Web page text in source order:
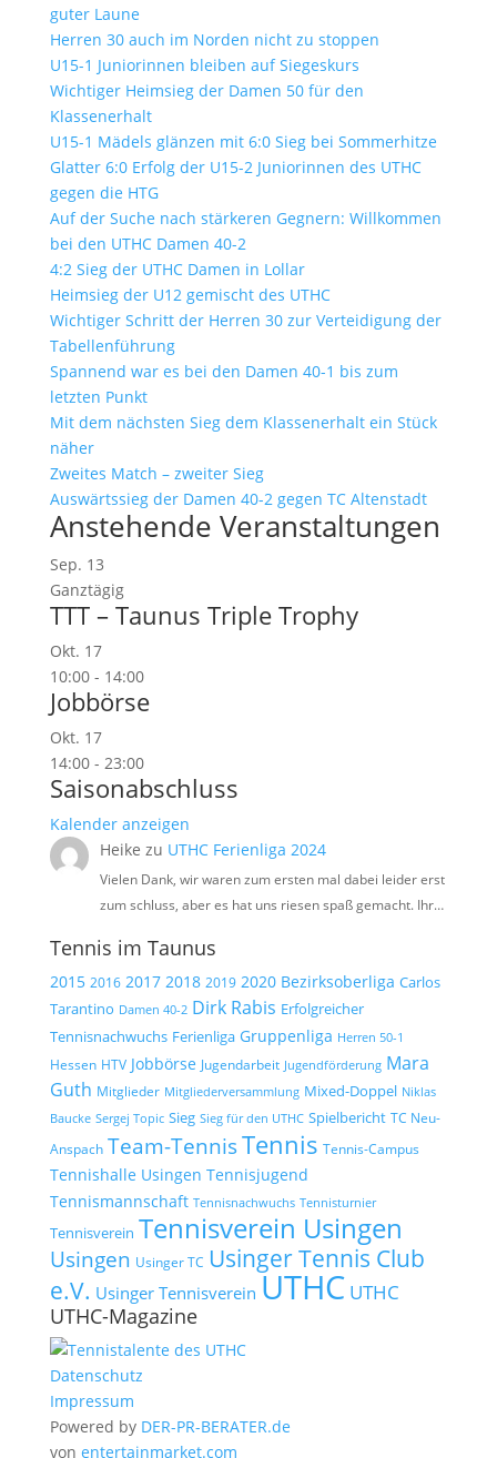
guter Laune
Herren 30 auch im Norden nicht zu stoppen
U15-1 Juniorinnen bleiben auf Siegeskurs
Wichtiger Heimsieg der Damen 50 für den
Klassenerhalt
U15-1 Mädels glänzen mit 6:0 Sieg bei Sommerhitze
Glatter 6:0 Erfolg der U15-2 Juniorinnen des UTHC
gegen die HTG
Auf der Suche nach stärkeren Gegnern: Willkommen
bei den UTHC Damen 40-2
4:2 Sieg der UTHC Damen in Lollar
Heimsieg der U12 gemischt des UTHC
Wichtiger Schritt der Herren 30 zur Verteidigung der
Tabellenführung
Spannend war es bei den Damen 40-1 bis zum
letzten Punkt
Mit dem nächsten Sieg dem Klassenerhalt ein Stück
näher
Zweites Match – zweiter Sieg
Auswärtssieg der Damen 40-2 gegen TC Altenstadt
Anstehende Veranstaltungen
Sep. 13
Ganztägig
TTT – Taunus Triple Trophy
Okt. 17
10:00- 14:00
Jobbörse
Okt. 17
14:00- 23:00
Saisonabschluss
Kalender anzeigen
Heike zu UTHC Ferienliga 2024
Vielen Dank, wir waren zum ersten mal dabei leider erst
zum schluss, aber es hat uns riesen spaß gemacht. Ihr…
Tennis im Taunus
2015 2016 2017 2018 2019 2020 Bezirksoberliga Carlos
Tarantino Damen 40-2 Dirk Rabis Erfolgreicher
Tennisnachwuchs Ferienliga Gruppenliga Herren 50-1
Hessen HTV Jobbörse Jugendarbeit Jugendförderung Mara
Guth Mitglieder Mitgliederversammlung Mixed-Doppel Niklas
Baucke Sergej Topic Sieg Sieg für den UTHC Spielbericht TC Neu-
Anspach Team-TennisTennis Tennis-Campus
Tennishalle Usingen Tennisjugend
Tennismannschaft Tennisnachwuchs Tennisturnier
Tennisverein Tennisverein Usingen
Usingen Usinger TC Usinger Tennis Club
e.V. Usinger Tennisverein UTHC UTHC
UTHC-Magazine
Datenschutz
Impressum
Powered by DER-PR-BERATER.de
von entertainmarket.com